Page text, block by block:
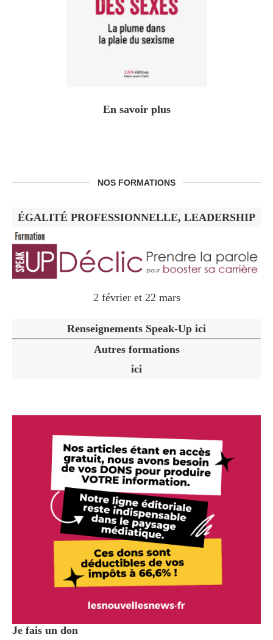
En savoir plus
NOS FORMATIONS
ÉGALITÉ PROFESSIONNELLE, LEADERSHIP
2 février et 22 mars
Renseignements Speak-Up ici
Autres formations
ici
Je fais un don